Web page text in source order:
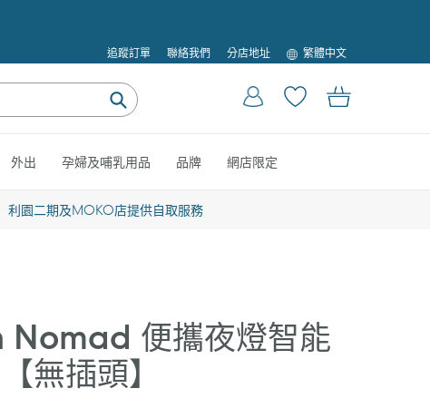
追蹤訂單 聯絡我們 分店地址
語
言
繁體中文
提
登入 購物車
外出 孕婦及哺乳用品 品牌 網店限定
利園二期及MOKO店提供自取服務
便攜夜燈智能
無插頭】